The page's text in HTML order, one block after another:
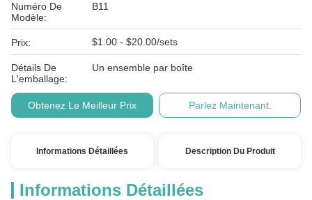
Numéro De
Modèle:
B11
Prix: $1.00 - $20.00/sets
Détails De
L'emballage:
Un ensemble par boîte
Obtenez Le Meilleur Prix Parlez Maintenant.
Informations Détaillées Description Du Produit
Informations Détaillées